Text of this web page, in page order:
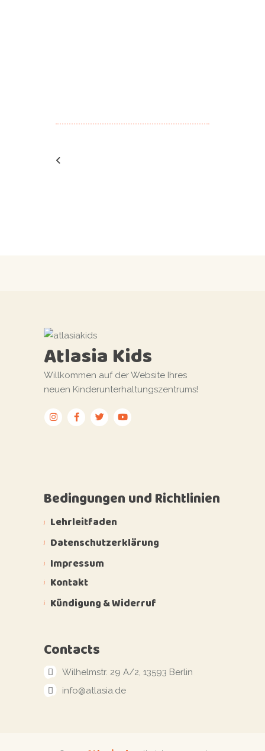
Atlasia Kids
Willkommen auf der Website Ihres
neuen Kinderunterhaltungszentrums!
Bedingungen und Richtlinien
Lehrleitfaden
Datenschutzerklärung
Impressum
Kontakt
Kündigung & Widerruf
Contacts
Wilhelmstr. 29 A/2, 13593 Berlin
info@atlasia.de